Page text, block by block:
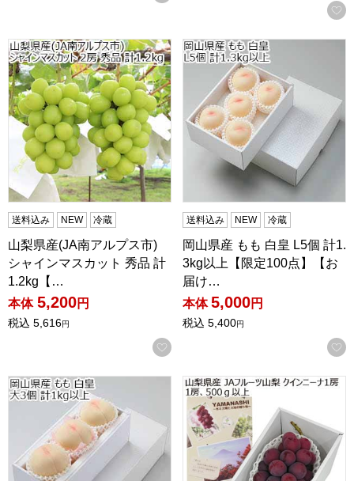
山梨県産(JA南アルプス市) シャインマスカット 秀品 計
送料込み NEW 冷蔵
山梨県産(JA南アルプス市)
シャインマスカット 秀品 計
1.2kg【…
本体 5,200円
税込 5,616円
お気に入りに登録する
岡山県産 もも 白皇 L5個 計
送料込み NEW 冷蔵
岡山県産 もも 白皇 L5個 計1.
3kg以上【限定100点】【お
届け…
本体 5,000円
税込 5,400円
岡山県産 もも 白皇 大3個 計1kg以上【限定100点】【お届
山梨県産(JAフルーツ山梨)